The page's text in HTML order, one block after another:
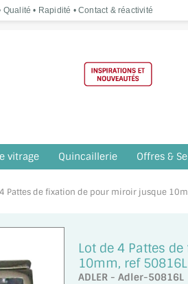
• Rapidité • Contact & réactivité
vitrage Quincaillerie Offres &
Pattes de fixation de pour miroir jusque
Lot de 4 Pattes
10mm, ref 50816L
ADLER - Adler-50816L